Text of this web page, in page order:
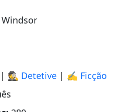
| 🕵 Detetive | ✍️ Ficção